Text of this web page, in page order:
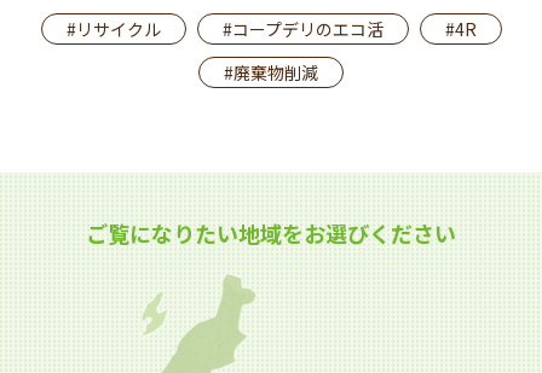
#リサイクル #コープデリのエコ活
#4R
#廃棄物削減
ご覧になりたい地域をお選びください